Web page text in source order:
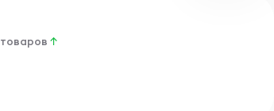
товаров ↑